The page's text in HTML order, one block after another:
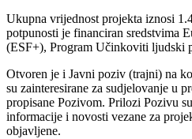
Ukupna vrijednost projekta iznosi
potpunosti je financiran sredstvima
(ESF+), Program Učinkoviti ljudski
Otvoren je i Javni poziv (trajni) na
su zainteresirane za sudjelovanje u
propisane Pozivom. Prilozi Pozivu
informacije i novosti vezane za
objavljene.